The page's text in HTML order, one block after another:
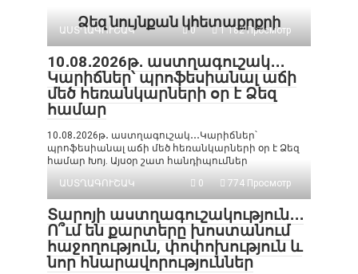
Ձեզ նույնքան կհետաքրքրի
ԱՍՏՂԱԳՈՒՇԱԿ 0 1 182 Просмотр
10․08․2026թ․ աստղագուշակ․․․
Կարիճներ՝ պրոֆեսիանալ աճի
մեծ հեռանկարների օր է Ձեզ
համար
10․08․2026թ․ աստղագուշակ․․․Կարիճներ՝
պրոֆեսիանալ աճի մեծ հեռանկարների օր է Ձեզ
համար Խոյ. Այսօր շատ հանդիպումներ
ԱՍՏՂԱԳՈՒՇԱԿ
0 774 Просмотр
Տարոյի աստղագուշակություն․․․
Ո՞ւմ են քարտերը խոստանում
հաջողություն, փոփոխություն և
նոր հնարավորություններ